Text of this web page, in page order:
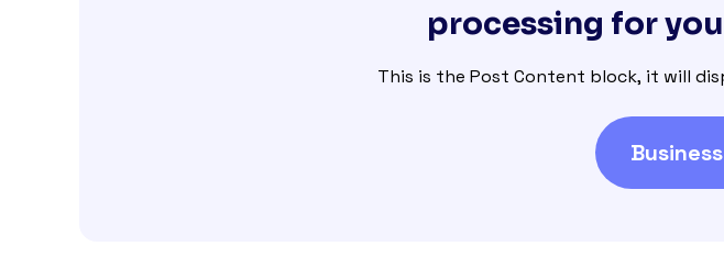
processing for
This is the Post Content block, it will